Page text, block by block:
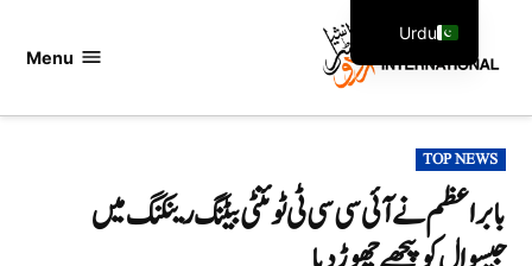
Menu
POSTED
IN
TOP NEWS
بابر اعظم نے آئی سی سی ٹی ٹوئنٹی بیٹنگ رینکنگ میں
Urdu
English